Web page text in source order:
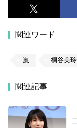
関連ワード
嵐 桐谷美玲
関連記事